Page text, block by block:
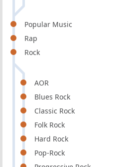
Popular Music
Rap
Rock
AOR
Blues Rock
Classic Rock
Folk Rock
Hard Rock
Pop-Rock